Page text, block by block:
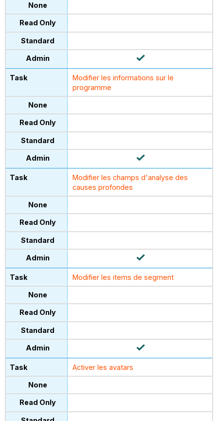
Modifier les informations sur le
programme
Modifier les champs d'analyse des
causes profondes
Modifier les items de segment
Activer les avatars